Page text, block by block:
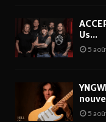
Us...
5
5